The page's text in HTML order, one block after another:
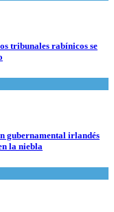
tribunales rabínicos se
gubernamental irlandés
la niebla